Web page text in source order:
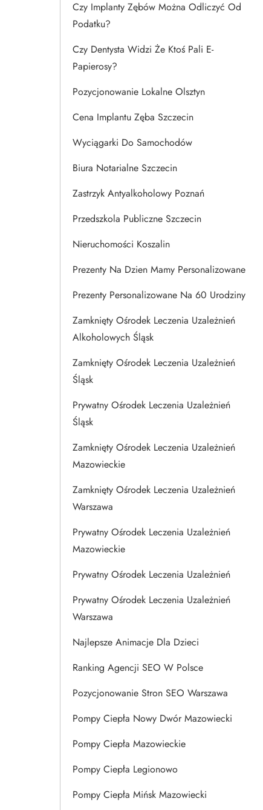
Czy Implanty Zębów Można Odliczyć Od
Podatku?
Czy Dentysta Widzi Że Ktoś Pali E-
Papierosy?
Pozycjonowanie Lokalne Olsztyn
Cena Implantu Zęba Szczecin
Wyciągarki Do Samochodów
Biura Notarialne Szczecin
Zastrzyk Antyalkoholowy Poznań
Przedszkola Publiczne Szczecin
Nieruchomości Koszalin
Prezenty Na Dzien Mamy Personalizowane
Prezenty Personalizowane Na 60 Urodziny
Zamknięty Ośrodek Leczenia Uzależnień
Alkoholowych Śląsk
Zamknięty Ośrodek Leczenia Uzależnień
Śląsk
Prywatny Ośrodek Leczenia Uzależnień
Śląsk
Zamknięty Ośrodek Leczenia Uzależnień
Mazowieckie
Zamknięty Ośrodek Leczenia Uzależnień
Warszawa
Prywatny Ośrodek Leczenia Uzależnień
Mazowieckie
Prywatny Ośrodek Leczenia Uzależnień
Prywatny Ośrodek Leczenia Uzależnień
Warszawa
Najlepsze Animacje Dla Dzieci
Ranking Agencji SEO W Polsce
Pozycjonowanie Stron SEO Warszawa
Pompy Ciepła Nowy Dwór Mazowiecki
Pompy Ciepła Mazowieckie
Pompy Ciepła Legionowo
Pompy Ciepła Mińsk Mazowiecki